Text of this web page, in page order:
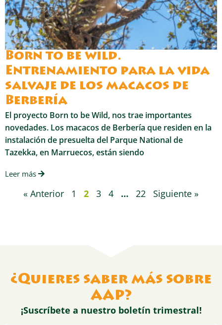
Born to be wild.
Entrenamiento para la vida
salvaje de los macacos de
Berbería
El proyecto Born to be Wild, nos trae importantes
novedades. Los macacos de Berbería que residen en la
instalación de presuelta del Parque National de
Tazekka, en Marruecos, están siendo
Leer más
« Anterior 1 2 3 4 … 22 Siguiente »
¿Quieres saber más sobre
AAP?
¡Suscríbete a nuestro boletín trimestral!